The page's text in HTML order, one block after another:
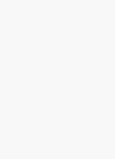
取了许多信息，你是
同时，你又觉得自己